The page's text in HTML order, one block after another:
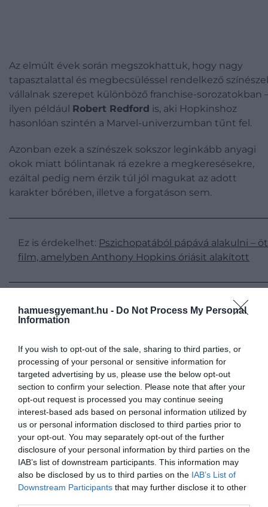
hamuesgyemant.hu - Do Not Process My Personal
Information
If you wish to opt-out of the sale, sharing to third parties, or
processing of your personal or sensitive information for
targeted advertising by us, please use the below opt-out
section to confirm your selection. Please note that after your
opt-out request is processed you may continue seeing
interest-based ads based on personal information utilized by
us or personal information disclosed to third parties prior to
your opt-out. You may separately opt-out of the further
disclosure of your personal information by third parties on the
IAB’s list of downstream participants. This information may
also be disclosed by us to third parties on the IAB’s List of
Downstream Participants that may further disclose it to other
Az elmúlt évek során megszokhattuk, hogy nagy
tapasztalattal és megbecsüléssel rendelkező
vállalnak szerepet különböző franchise-sorozatokban
ilyen például Robert Redford is, aki Hopkinshoz
hasonlóan szintén a Marvel-univerzumban tűnt fel.
Azonban ezek a színészek sokszor leginkább anyagi
okok miatt bólintanak rá ezekre a megkeresésekre,
ezáltal pedig nem érzik túl jól magukat az adott
karakter bőrében, illetve a forgatáson sem.
Ez is érdekelhet: Pszichopatából pápává alakulni – öt
film, amelyben Anthony Hopkins óriásit alakított
Az előbbi problémára nagy valószínűséggel az eredeti
Star Wars-trilógia Obi-Wan Kenobija,
Az első film forgatásakor nem is igazán értette, miről
szól a sztori, az átütő siker után pedig súlyos
feltételeket támasztott a folytatásokban való
szereplésekért cserébe.
Anthony Hopkins karakteréhez fűződő viszonyáról
ideig azonban viszonylag keveset lehetett hallani,
a színész három Thor-moziban is szerepelt.
Egy 2021-es interjúban a színész tömören, mégis
meglepően kritikusan vallott a saját karakteréről, és az
egész procedúráról.